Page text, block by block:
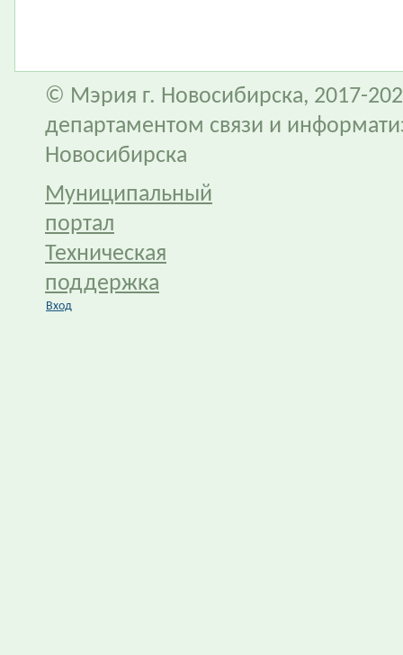
© Мэрия г. Новосибирска, 2017-
департаментом связи и
Новосибирска
Муниципальный
портал
Техническая
поддержка
Вход